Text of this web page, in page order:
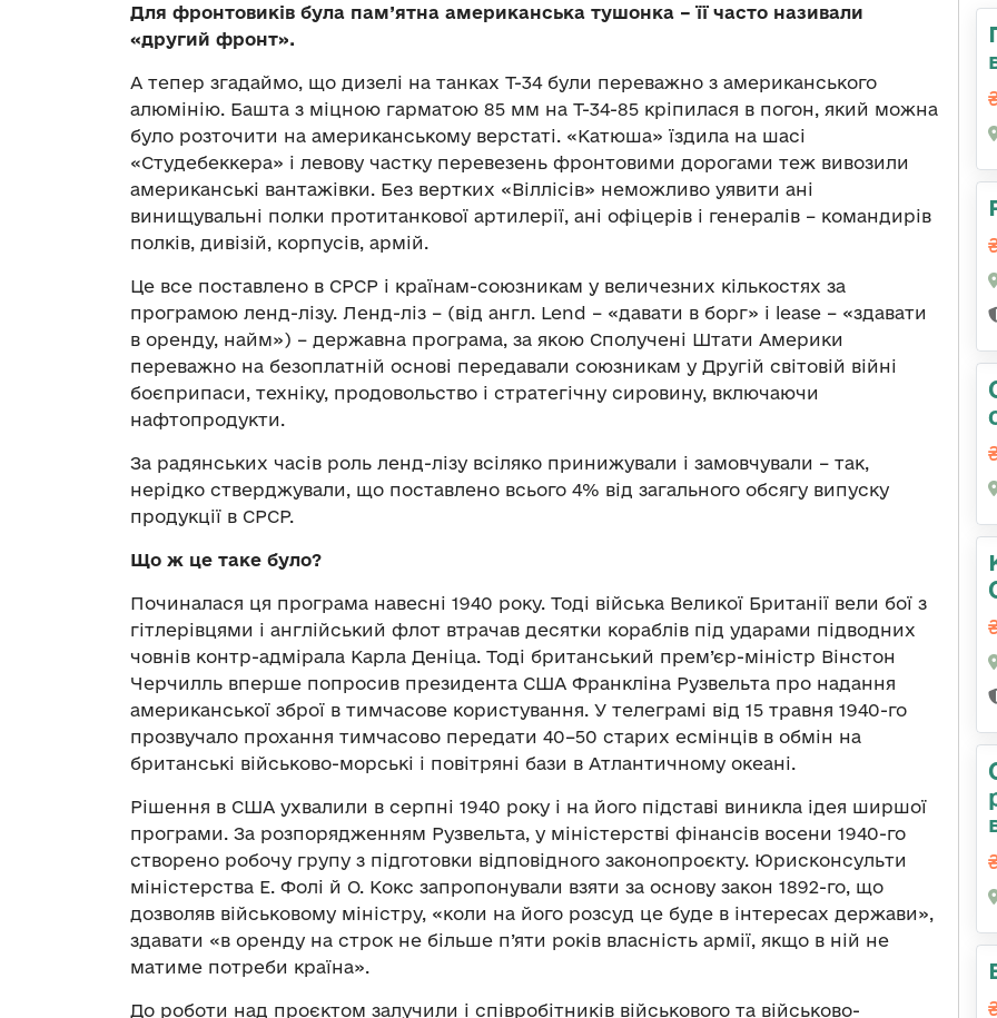
Для фронтовиків була пам’ятна американська тушонка – її часто називали
«другий фронт».
А тепер згадаймо, що дизелі на танках Т-34 були переважно з американського
алюмінію. Башта з міцною гарматою 85 мм на Т-34-85 кріпилася в погон, який можна
було розточити на американському верстаті. «Катюша» їздила на шасі
«Студебеккера» і левову частку перевезень фронтовими дорогами теж вивозили
американські вантажівки. Без вертких «Віллісів» неможливо уявити ані
винищувальні полки протитанкової артилерії, ані офіцерів і генералів – командирів
полків, дивізій, корпусів, армій.
Це все поставлено в СРСР і країнам-союзникам у величезних кількостях за
програмою ленд-лізу. Ленд-ліз – (від англ. Lend – «давати в борг» і lease – «здавати
в оренду, найм») – державна програма, за якою Сполучені Штати Америки
переважно на безоплатній основі передавали союзникам у Другій світовій війні
боєприпаси, техніку, продовольство і стратегічну сировину, включаючи
нафтопродукти.
За радянських часів роль ленд-лізу всіляко принижували і замовчували – так,
нерідко стверджували, що поставлено всього 4% від загального обсягу випуску
продукції в СРСР.
Що ж це таке було?
Починалася ця програма навесні 1940 року. Тоді війська Великої Британії вели бої з
гітлерівцями і англійський флот втрачав десятки кораблів під ударами підводних
човнів контр-адмірала Карла Деніца. Тоді британський прем’єр-міністр Вінстон
Черчилль вперше попросив президента США Франкліна Рузвельта про надання
американської зброї в тимчасове користування. У телеграмі від 15 травня 1940-го
прозвучало прохання тимчасово передати 40–50 старих есмінців в обмін на
британські військово-морські і повітряні бази в Атлантичному океані.
Рішення в США ухвалили в серпні 1940 року і на його підставі виникла ідея ширшої
програми. За розпорядженням Рузвельта, у міністерстві фінансів восени 1940-го
створено робочу групу з підготовки відповідного законопроєкту. Юрисконсульти
міністерства Е. Фолі й О. Кокс запропонували взяти за основу закон 1892-го, що
дозволяв військовому міністру, «коли на його розсуд це буде в інтересах держави»,
здавати «в оренду на строк не більше п’яти років власність армії, якщо в ній не
матиме потреби країна».
До роботи над проєктом залучили і співробітників військового та військово-